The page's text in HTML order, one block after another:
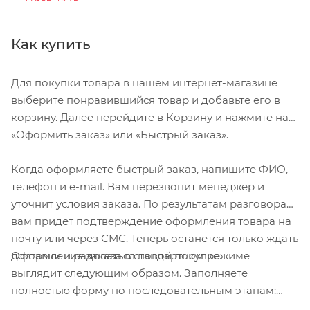
микрорегулируемым диском для простой,
Разветвитель ремня Tri-Fix для повышения
комфорта и удобства регулировки ремней.
Система Mips Essential Core для дополнительной
защиты от вращательных ударов.
Как купить
Для покупки товара в нашем интернет-магазине
выберите понравившийся товар и добавьте его в
корзину. Далее перейдите в Корзину и нажмите на
«Оформить заказ» или «Быстрый заказ».
Когда оформляете быстрый заказ, напишите ФИО,
телефон и e-mail. Вам перезвонит менеджер и
уточнит условия заказа. По результатам разговора
вам придет подтверждение оформления товара на
почту или через СМС. Теперь останется только ждать
доставки и радоваться новой покупке.
Оформление заказа в стандартном режиме
выглядит следующим образом. Заполняете
полностью форму по последовательным этапам: